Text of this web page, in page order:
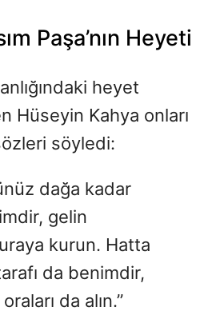
Paşa’nın Heyeti
heyet
Hüseyin Kahya onları
söyledi:
dağa kadar
gelin
kurun. Hatta
da benimdir,
da alın.”